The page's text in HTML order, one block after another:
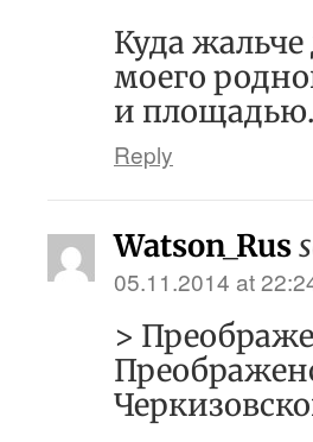
Куда
моего
и площадью.
Reply
Watson_Rus
05.11.2014 at
>